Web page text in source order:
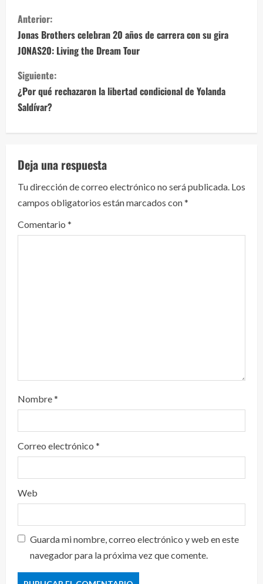
S
i
g
u
e
l
e
y
e
n
Anterior:
Jonas Brothers celebran 20 años de carrera con su gira
JONAS20: Living the Dream Tour
Siguiente:
¿Por qué rechazaron la libertad condicional de Yolanda
Saldívar?
Deja una respuesta
Tu dirección de correo electrónico no será publicada. Los
campos obligatorios están marcados con*
Comentario *
Nombre*
Correo electrónico *
Web
Guarda mi nombre, correo electrónico y web en este
navegador para la próxima vez que comente.